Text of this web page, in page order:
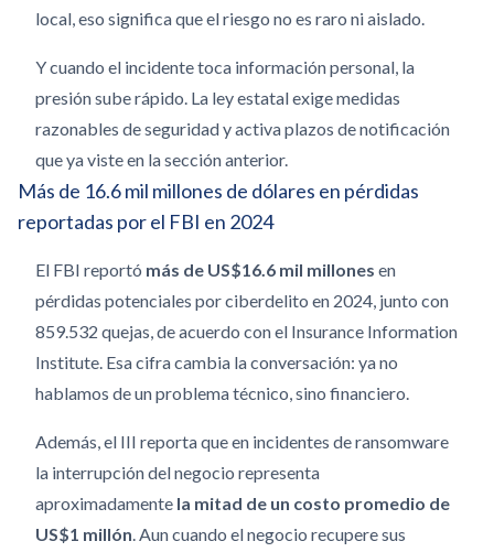
local, eso significa que el riesgo no es raro ni aislado.
Y cuando el incidente toca información personal, la
presión sube rápido. La ley estatal exige medidas
razonables de seguridad y activa plazos de notificación
que ya viste en la sección anterior.
Más de 16.6 mil millones de dólares en pérdidas
reportadas por el FBI en 2024
El FBI reportó más de US$16.6 mil millones en
pérdidas potenciales por ciberdelito en 2024, junto con
859.532 quejas, de acuerdo con el Insurance Information
Institute. Esa cifra cambia la conversación: ya no
hablamos de un problema técnico, sino financiero.
Además, el III reporta que en incidentes de ransomware
la interrupción del negocio representa
aproximadamente la mitad de un costo promedio de
US$1 millón. Aun cuando el negocio recupere sus